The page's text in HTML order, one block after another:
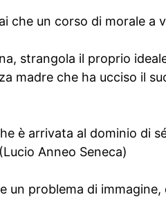
che un corso di morale a
strangola il proprio
madre che ha ucciso il
è arrivata al dominio di
Anneo Seneca)
un problema di